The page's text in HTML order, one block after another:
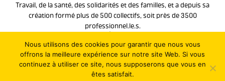
Travail, de la santé, des solidarités et des familles, et a depuis sa
création formé plus de 500 collectifs, soit près de 3500
professionnel.le.s.
Le programme
Contact
Copyright 2026 - Site réalisé parl'agence web LATELIER
Mentions légales
Nous utilisons des cookies pour garantir que nous vous
offrons la meilleure expérience sur notre site Web. Si vous
continuez à utiliser ce site, nous supposerons que vous en
êtes satisfait.